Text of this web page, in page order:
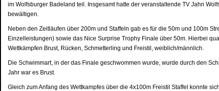
im Wolfsburger Badeland teil. Insgesamt hatte der veranstaltende TV Jahn
bewältigen.
Neben den Zeitläufen über 200m und Staffeln gab es für die 50m und 100m
Einzelleistungen) sowie das Nice Surprise Trophy Finale über 50m. Hierbei
Wettkämpfen Brust, Rücken, Schmetterling und Freistil, weiblich/männlich.
Die Schwimmart, in der das Finale geschwommen wurde, wurde durch den
Jahr war es Brust.
Gleich zum Anfang des Wettkampfes über die 4x100m Freistil Staffel konnte